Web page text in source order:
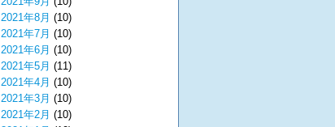
2021年8月 (10)
2021年7月 (10)
2021年6月 (10)
2021年5月 (11)
2021年4月 (10)
2021年3月 (10)
2021年2月 (10)